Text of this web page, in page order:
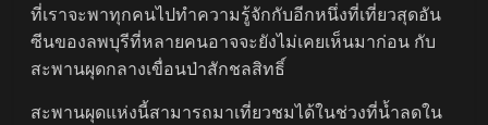
ที่เราจะพาทุกคนไปทำความรู้จักกับอีกหนึ่งที่เที่ยวสุดอัน
ซีนของลพบุรีที่หลายคนอาจจะยังไม่เคยเห็นมาก่อน กับ
สะพานผุดกลางเขื่อนป่าสักชลสิทธิ์
สะพานผุดแห่งนี้สามารถมาเที่ยวชมได้ในช่วงที่น้ำลดใน